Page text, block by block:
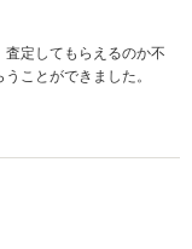
定してもらえるのか不
ことができました。